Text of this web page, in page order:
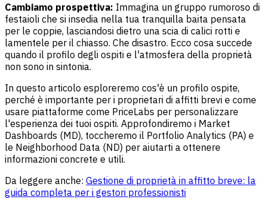
Cambiamo prospettiva: Immagina un gruppo rumoroso di
festaioli che si insedia nella tua tranquilla baita pensata
per le coppie, lasciandosi dietro una scia di calici rotti e
lamentele per il chiasso. Che disastro. Ecco cosa succede
quando il profilo degli ospiti e l'atmosfera della proprietà
non sono in sintonia.
In questo articolo esploreremo cos'è un profilo ospite,
perché è importante per i proprietari di affitti brevi e come
usare piattaforme come PriceLabs per personalizzare
l'esperienza dei tuoi ospiti. Approfondiremo i Market
Dashboards (MD), toccheremo il Portfolio Analytics (PA) e
le Neighborhood Data (ND) per aiutarti a ottenere
informazioni concrete e utili.
Da leggere anche: Gestione di proprietà in affitto breve: la
guida completa per i gestori professionisti